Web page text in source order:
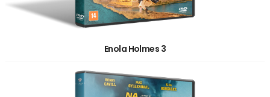
Enola Holmes 3